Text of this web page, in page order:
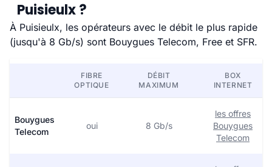
Puisieulx ?
À Puisieulx, les opérateurs avec le débit le plus rapide
(jusqu'à 8 Gb/s) sont Bouygues Telecom, Free et SFR.
FIBRE
OPTIQUE
DÉBIT
MAXIMUM
BOX
INTERNET
Bouygues
Telecom
oui 8 Gb/s
les offres
Bouygues
Telecom